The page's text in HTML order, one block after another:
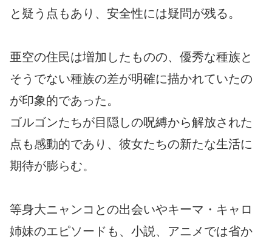
と疑う点もあり、安全性には疑問が残る。
亜空の住民は増加したものの、優秀な種族と
そうでない種族の差が明確に描かれていたの
が印象的であった。
ゴルゴンたちが目隠しの呪縛から解放された
点も感動的であり、彼女たちの新たな生活に
期待が膨らむ。
等身大ニャンコとの出会いやキーマ・キャロ
姉妹のエピソードも、小説、アニメでは省か